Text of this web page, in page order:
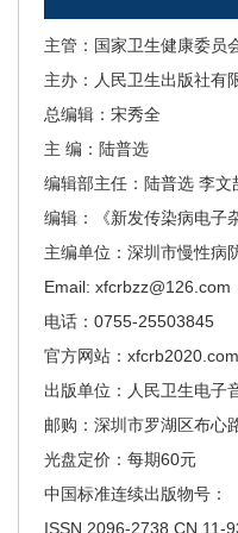
主管：国家卫生健康委员
主办：人民卫生出版社有
总编辑：宋秀全
主 编：陆普选
编辑部主任：陆普选 李文
编辑：《新发传染病电子
主编单位：深圳市慢性病
Email: xfcrbzz@126.com
电话：0755-25503845
官方网站：xfcrb2020.com
出版单位：人民卫生电子
邮购：深圳市罗湖区布心
光盘定价：每期60元
中国标准连续出版物号：
ISSN 2096-2738 CN 11-